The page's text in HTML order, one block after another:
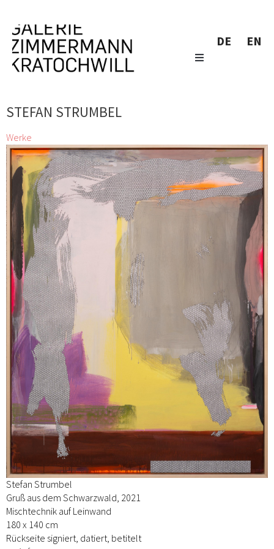
DE EN
STEFAN STRUMBEL
Werke
Stefan Strumbel
Gruß aus dem Schwarzwald, 2021
Mischtechnik auf Leinwand
180 x 140 cm
Rückseite signiert, datiert, betitelt